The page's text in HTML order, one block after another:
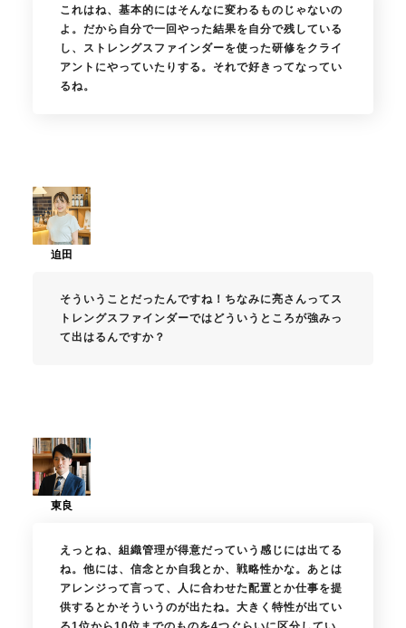
これはね、基本的にはそんなに変わるものじゃないの
よ。だから自分で一回やった結果を自分で残している
し、ストレングスファインダーを使った研修をクライ
アントにやっていたりする。それで好きってなってい
るね。
そういうことだったんですね！ちなみに亮さんってス
トレングスファインダーではどういうところが強みっ
て出はるんですか？
えっとね、組織管理が得意だっていう感じには出てる
ね。他には、信念とか自我とか、戦略性かな。あとは
アレンジって言って、人に合わせた配置とか仕事を提
供するとかそういうのが出たね。大きく特性が出てい